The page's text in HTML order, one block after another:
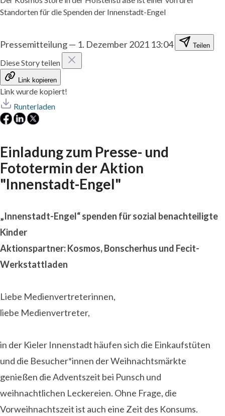
Standorten für die Spenden der Innenstadt-Engel
Pressemitteilung— 1. Dezember 2021 13:04 Teilen
Diese Story teilen
Link kopieren
Link wurde kopiert!
Runterladen
Einladung zum Presse- und
Fototermin der Aktion
"Innenstadt-Engel"
„Innenstadt-Engel“ spenden für sozial benachteiligte
Kinder
Aktionspartner: Kosmos, Bonscherhus und Fecit-
Werkstattladen
Liebe Medienvertreterinnen,
liebe Medienvertreter,
in der Kieler Innenstadt häufen sich die Einkaufstüten
und die Besucher*innen der Weihnachtsmärkte
genießen die Adventszeit bei Punsch und
weihnachtlichen Leckereien. Ohne Frage, die
Vorweihnachtszeit ist auch eine Zeit des Konsums.